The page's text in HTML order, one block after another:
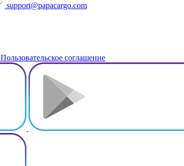
support@papacargo.com
Пользовательское соглашение